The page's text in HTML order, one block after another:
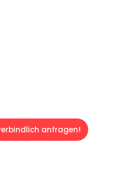
anfragen!